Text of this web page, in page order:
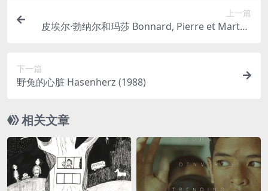
上一篇
皮埃尔·勃纳尔和玛莎 Bonnard, Pierre et Marthe
下一篇
野兔的心脏 Hasenherz (1988)
相关文章